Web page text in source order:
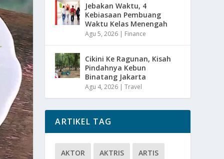
Jebakan Waktu, 4
Kebiasaan Pembuang
Waktu Kelas Menengah
Agu 5, 2026 | Finance
Cikini Ke Ragunan, Kisah
Pindahnya Kebun
Binatang Jakarta
Agu 4, 2026 |Travel
ARTIKEL TAG
AKTOR AKTRIS ARTIS